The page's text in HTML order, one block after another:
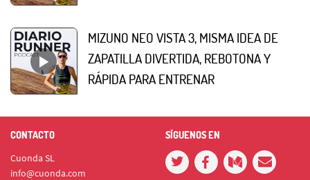
MIZUNO NEO VISTA 3, MISMA IDEA DE
ZAPATILLA DIVERTIDA, REBOTONA Y
RÁPIDA PARA ENTRENAR
CONTACTO
Cuonda SL
info@cuonda.com
SÍGUENOS EN